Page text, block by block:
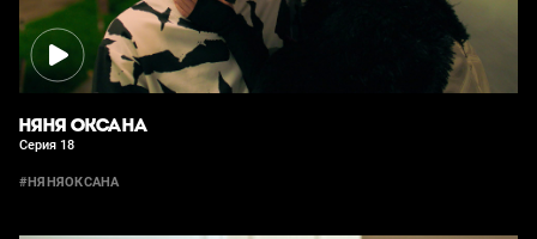
НЯНЯ ОКСАНА
Серия 18
#НЯНЯОКСАНА